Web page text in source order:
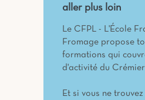
aller plus loin
Le CFPL - L'École
Fromage propose
formations qui
d'activité du
Et si vous ne trouvez